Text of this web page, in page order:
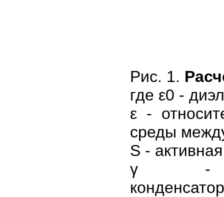
Рис. 1.
где ε0 -
ε -
среды
S -
γ -